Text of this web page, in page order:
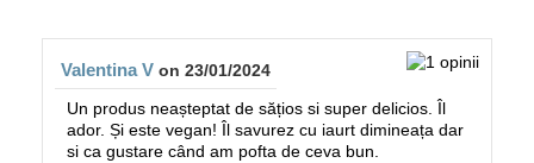
Valentina V on 23/01/2024
Un produs neașteptat de sățios si super delicios. Îl
ador. Și este vegan! Îl savurez cu iaurt dimineața dar
si ca gustare când am pofta de ceva bun.